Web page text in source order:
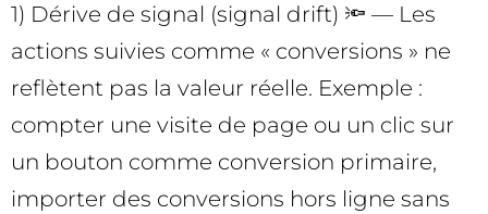
1) Dérive de signal (signal drift) 🔦 — Les
actions suivies comme « conversions » ne
reflètent pas la valeur réelle. Exemple :
compter une visite de page ou un clic sur
un bouton comme conversion primaire,
importer des conversions hors ligne sans